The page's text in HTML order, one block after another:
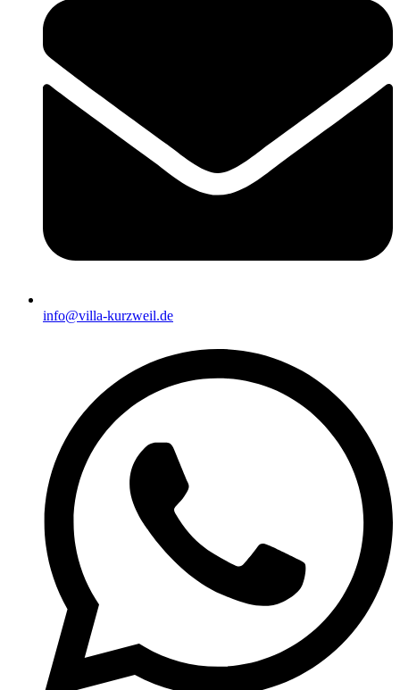
info@villa-kurzweil.de